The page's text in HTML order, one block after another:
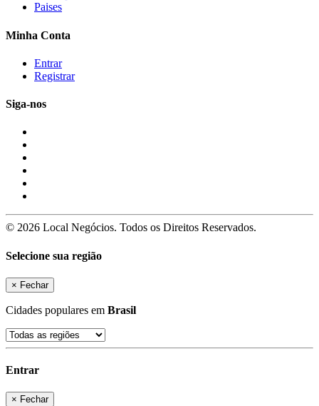
Paises
Minha Conta
Entrar
Registrar
Siga-nos
© 2026 Local Negócios. Todos os Direitos Reservados.
Selecione sua região
× Fechar
Cidades populares em Brasil
Entrar
× Fechar